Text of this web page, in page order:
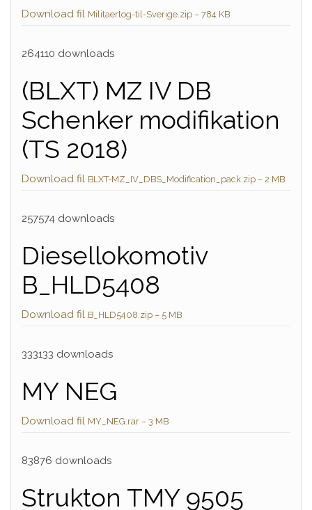
Download fil Militaertog-til-Sverige.zip – 784 KB
264110 downloads
(BLXT) MZ IV DB
Schenker modifikation
(TS 2018)
Download fil BLXT-MZ_IV_DBS_Modification_pack.zip – 2 MB
257574 downloads
Diesellokomotiv
B_HLD5408
Download fil B_HLD5408.zip – 5 MB
333133 downloads
MY NEG
Download fil MY_NEG.rar – 3 MB
83876 downloads
Strukton TMY 9505